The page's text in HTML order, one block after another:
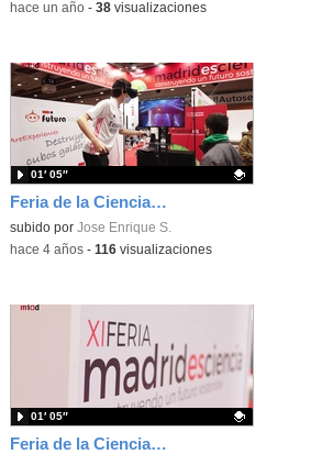
-hace un año- 38visualizaciones
Feria de la Ciencia - Video 2
Contenido educativo.
subido por Jose Enrique S.
01′ 05″
-hace 4 años- 116visualizaciones
Feria de la Ciencia 2022 - Video 1
01′ 05″